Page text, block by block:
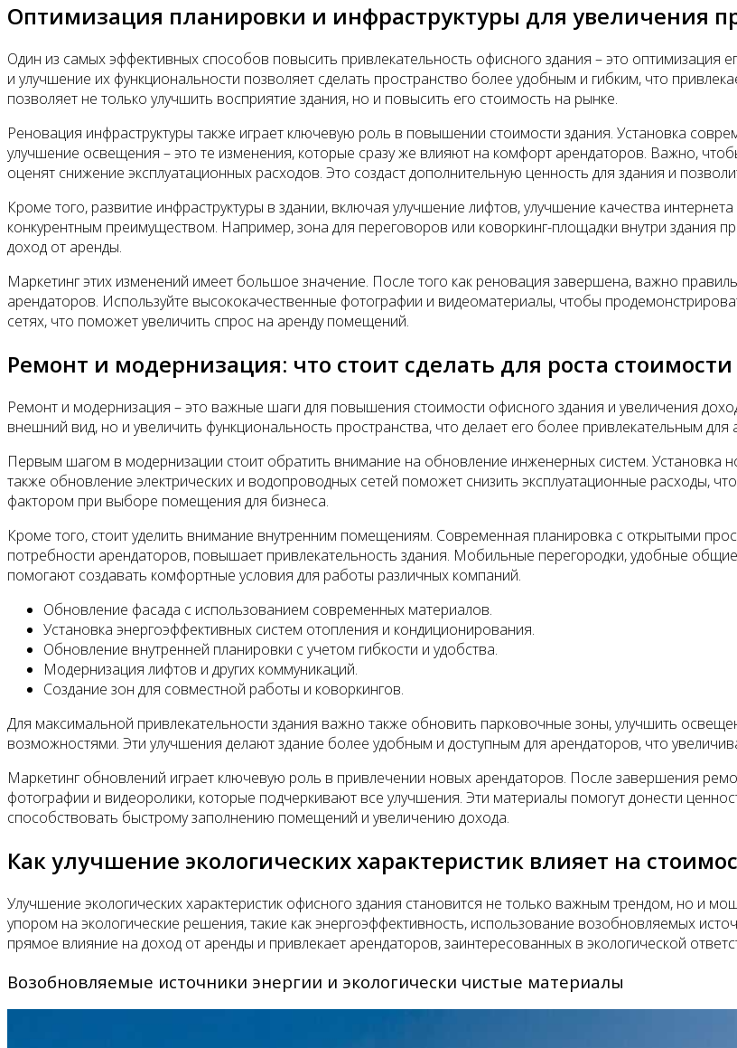
Оптимизация планировки и инфраструктуры для увеличения
Один из самых эффективных способов повысить привлекательность офисного здания – это оптимизация
и улучшение их функциональности позволяет сделать пространство более удобным и гибким, что
позволяет не только улучшить восприятие здания, но и повысить его стоимость на рынке.
Реновация инфраструктуры также играет ключевую роль в повышении стоимости здания. Установка
улучшение освещения – это те изменения, которые сразу же влияют на комфорт арендаторов. Важно,
оценят снижение эксплуатационных расходов. Это создаст дополнительную ценность для здания и
Кроме того, развитие инфраструктуры в здании, включая улучшение лифтов, улучшение качества
конкурентным преимуществом. Например, зона для переговоров или коворкинг-площадки внутри здания
доход от аренды.
Маркетинг этих изменений имеет большое значение. После того как реновация завершена, важно
арендаторов. Используйте высококачественные фотографии и видеоматериалы, чтобы
сетях, что поможет увеличить спрос на аренду помещений.
Ремонт и модернизация: что стоит сделать для роста
Ремонт и модернизация – это важные шаги для повышения стоимости офисного здания и увеличения
внешний вид, но и увеличить функциональность пространства, что делает его более привлекательным для
Первым шагом в модернизации стоит обратить внимание на обновление инженерных систем. Установка
также обновление электрических и водопроводных сетей поможет снизить эксплуатационные расходы,
фактором при выборе помещения для бизнеса.
Кроме того, стоит уделить внимание внутренним помещениям. Современная планировка с открытыми
потребности арендаторов, повышает привлекательность здания. Мобильные перегородки, удобные
помогают создавать комфортные условия для работы различных компаний.
Обновление фасада с использованием современных материалов.
Установка энергоэффективных систем отопления и кондиционирования.
Обновление внутренней планировки с учетом гибкости и удобства.
Модернизация лифтов и других коммуникаций.
Создание зон для совместной работы и коворкингов.
Для максимальной привлекательности здания важно также обновить парковочные зоны, улучшить
возможностями. Эти улучшения делают здание более удобным и доступным для арендаторов, что
Маркетинг обновлений играет ключевую роль в привлечении новых арендаторов. После завершения
фотографии и видеоролики, которые подчеркивают все улучшения. Эти материалы помогут донести
способствовать быстрому заполнению помещений и увеличению дохода.
Как улучшение экологических характеристик влияет на
Улучшение экологических характеристик офисного здания становится не только важным трендом, но и
упором на экологические решения, такие как энергоэффективность, использование возобновляемых
прямое влияние на доход от аренды и привлекает арендаторов, заинтересованных в экологической
Возобновляемые источники энергии и экологически чистые материалы